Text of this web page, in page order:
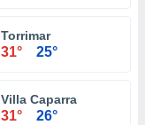
Torrimar
31° 25°
Villa Caparra
31° 26°